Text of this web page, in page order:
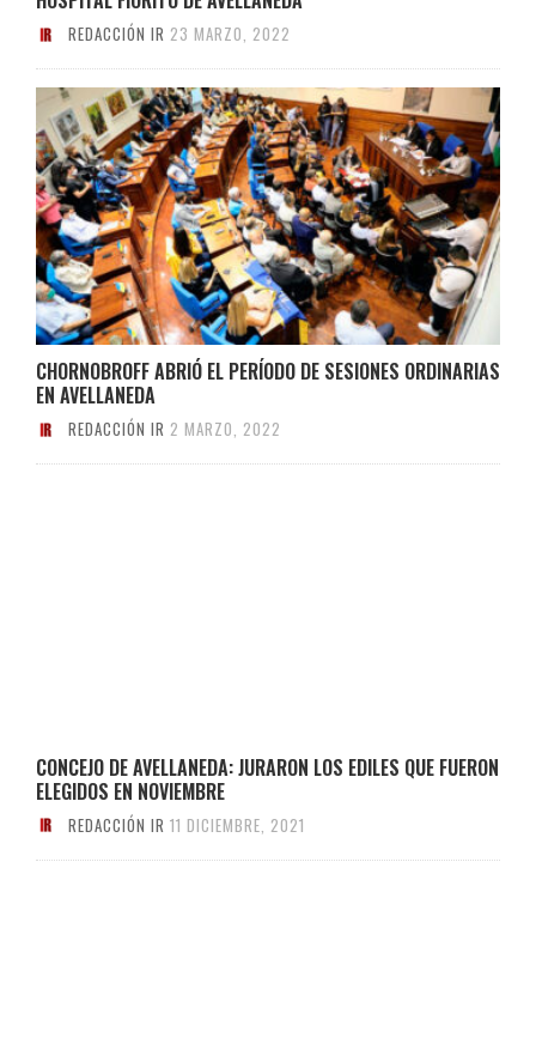
REDACCIÓN IR 23 MARZO, 2022
CHORNOBROFF ABRIÓ EL PERÍODO DE SESIONES ORDINARIAS
EN AVELLANEDA
REDACCIÓN IR 2 MARZO, 2022
CONCEJO DE AVELLANEDA: JURARON LOS EDILES QUE FUERON
ELEGIDOS EN NOVIEMBRE
REDACCIÓN IR 11 DICIEMBRE, 2021